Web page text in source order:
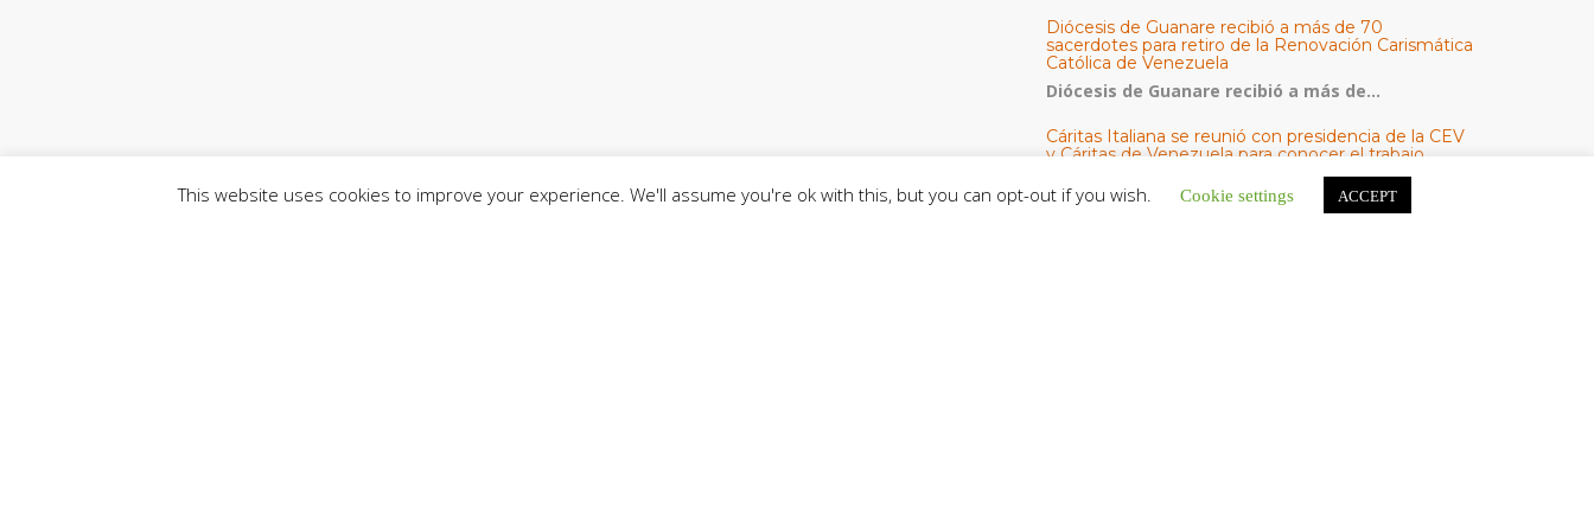
Diócesis de Guanare recibió a más de 70
sacerdotes para retiro de la Renovación Carismática
Católica de Venezuela
Diócesis de Guanare recibió a más de...
Cáritas Italiana se reunió con presidencia de la CEV
y Cáritas de Venezuela para conocer el trabajo
Una delegación encabezada por el padre Marco...
This website uses cookies to improve your experience. We'll assume you're ok with this, but you can opt-out if you wish. Cookie settings ACCEPT